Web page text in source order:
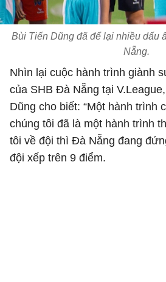
Bùi Tiến Dũng đã để lại nhiều dấu
Nẵng.
Nhìn lại cuộc hành trình giành
của SHB Đà Nẵng tại
Dũng cho biết: “Một hành trình
chúng tôi đã là một hành trình
tôi về đội thì Đà Nẵng đang
đội xếp trên 9 điểm.